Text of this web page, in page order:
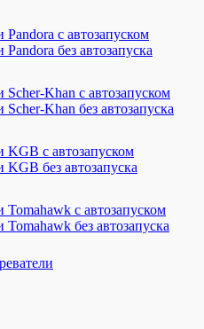
с автозапуском
без автозапуска
Khan с автозапуском
Khan без автозапуска
KGB с автозапуском
без автозапуска
с автозапуском
без автозапуска